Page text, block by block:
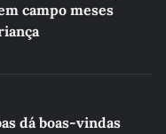
campo meses
dá boas-vindas